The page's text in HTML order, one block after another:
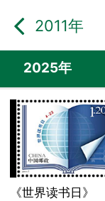
2011年
2025年
2022年
2019年
2016年
《世界读书日》